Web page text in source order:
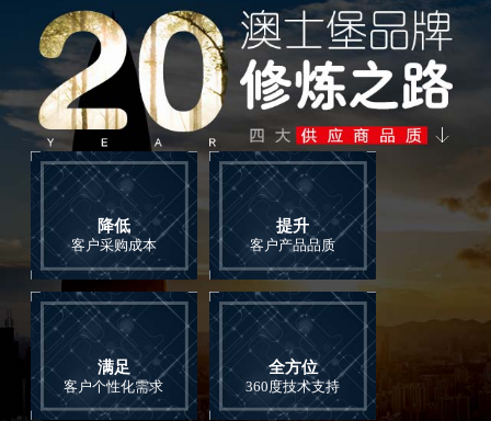
动圈咪头,15mm降噪音头,送话器
动圈咪头优点：坚固耐用、指向性好、失真
率小、高保真、噪音低、无需幻象电源，抗
射频干扰能力强。动圈咪头应用：对讲机、
话务耳机、乐器拾音器、头戴麦克风、会议
麦克风、KTV麦克风、舞台手持式话筒。
型号：AS-DM1508K-600类型：动圈式传
声器（咪芯）指向性：单指向咪头净重：
1.5g灵敏度：-60±3dB输出阻抗：600Ω（欧
姆）规格尺寸：15*8（mm）频率响应：
100-9000Hz
MORE
动圈咪芯,19mm动圈麦降噪咪芯
型号：AS-DM1910K-250类型：动圈式传
声器（咪芯）指向性：单指向咪芯净重：
3.7g灵敏度：-58±3dB输出阻抗：250Ω（欧
姆）规格尺寸：19.1×10.0（mm）频率响
应：100-9000Hz动圈咪芯优点：坚固耐
用、指向性好、失真率小，高保真、噪音
低、无需幻象电源，抗射频干扰能力强。动
圈咪芯应用：对讲机、话务耳机、乐器拾音
器，头戴麦克风、会议麦克风、KTV麦克
风、舞台手持式话筒。
MORE
更多产品
降低
客户采购成本
提升
客户产品品质
满足
客户个性化需求
全方位
360度技术支持